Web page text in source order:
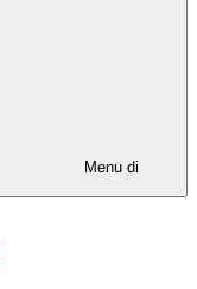
Menu di